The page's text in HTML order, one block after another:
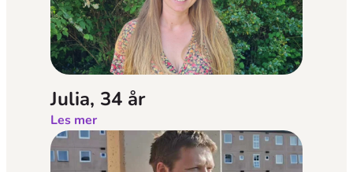
Julia, 34 år
Les mer